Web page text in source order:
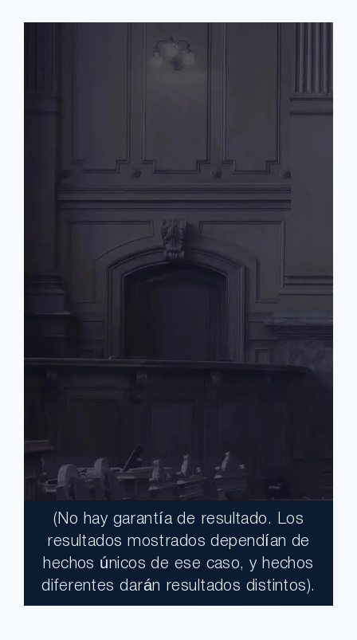
$17,900,000.00
Un jurado declaró al Condado de Los
(No hay garantía de resultado. Los
resultados mostrados dependían de
hechos únicos de ese caso, y hechos
diferentes darán resultados distintos).